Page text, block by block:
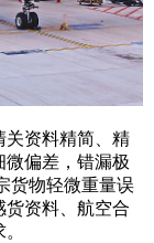
资料精简、精
微偏差，错漏极
货物轻微重量误
货资料、航空合